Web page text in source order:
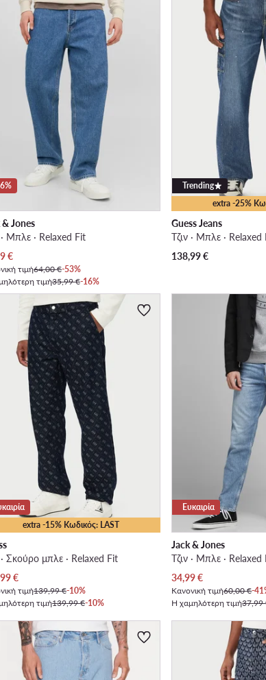
& Jones
· Μπλε · Relaxed Fit
τιμή
€
τιμή64,00 €-53%
τιμή35,99 €-16%
extra -25%
Trending
Guess Jeans
Τζιν · Μπλε · Relaxed
138,99€
extra -15% Κωδικός: LAST
· Σκούρο μπλε · Relaxed Fit
τιμή
€
τιμή139,99 €-10%
τιμή139,99 €-10%
Ευκαιρία
Jack & Jones
Τζιν · Μπλε · Relaxed
Τρέχουσα τιμή
34,99€
Κανονική τιμή60,00 €-
Η χαμηλότερη τιμή37,99